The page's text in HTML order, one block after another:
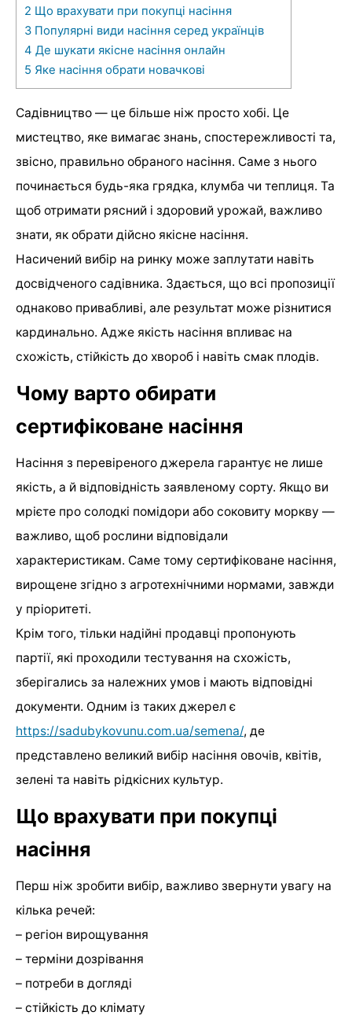
2 Що врахувати при покупці насіння
3 Популярні види насіння серед українців
4 Де шукати якісне насіння онлайн
5 Яке насіння обрати новачкові
Садівництво — це більше ніж просто хобі. Це
мистецтво, яке вимагає знань, спостережливості та,
звісно, правильно обраного насіння. Саме з нього
починається будь-яка грядка, клумба чи теплиця. Та
щоб отримати рясний і здоровий урожай, важливо
знати, як обрати дійсно якісне насіння.
Насичений вибір на ринку може заплутати навіть
досвідченого садівника. Здається, що всі пропозиції
однаково привабливі, але результат може різнитися
кардинально. Адже якість насіння впливає на
схожість, стійкість до хвороб і навіть смак плодів.
Чому варто обирати
сертифіковане насіння
Насіння з перевіреного джерела гарантує не лише
якість, а й відповідність заявленому сорту. Якщо ви
мрієте про солодкі помідори або соковиту моркву —
важливо, щоб рослини відповідали
характеристикам. Саме тому сертифіковане насіння,
вирощене згідно з агротехнічними нормами, завжди
у пріоритеті.
Крім того, тільки надійні продавці пропонують
партії, які проходили тестування на схожість,
зберігались за належних умов і мають відповідні
документи. Одним із таких джерел є
https://sadubykovunu.com.ua/semena/, де
представлено великий вибір насіння овочів, квітів,
зелені та навіть рідкісних культур.
Що врахувати при покупці
насіння
Перш ніж зробити вибір, важливо звернути увагу на
кілька речей:
– регіон вирощування
– терміни дозрівання
– потреби в догляді
– стійкість до клімату